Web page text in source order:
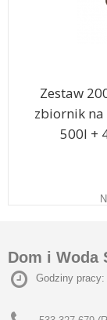
Zestaw
zbiornik na
500l +
Dom i Woda
Godziny